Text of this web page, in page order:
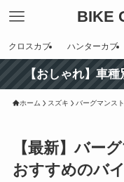
BIKE
クロスカブ ハンターカブ
【おしゃれ】車
ホーム スズキ バーグマンス
【最新】バー
おすすめのバ